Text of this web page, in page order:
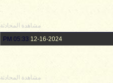
مشاهدة المحادثة
12-16-2024
05:33 PM
مشاهدة المحادثة